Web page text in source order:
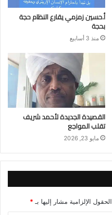
أ.حسين زمزمي يقارع النظام حجة
بحجة
منذ 3 أسابيع
القصيدة الجديدة لأحمد شريف
تقلب المواجع
مايو 23, 2026
الحقول الإلزامية مشار إليها بـ *